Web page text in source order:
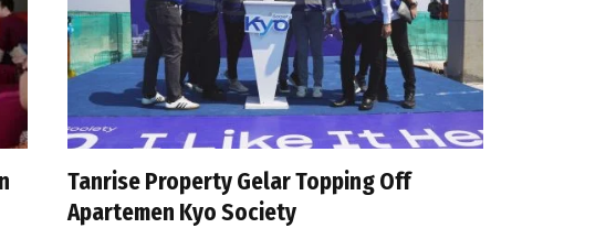
Tanrise Property Gelar Topping Off
Apartemen Kyo Society